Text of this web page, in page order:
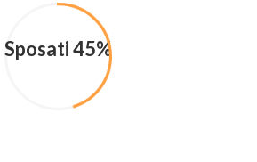
Sposati 45%